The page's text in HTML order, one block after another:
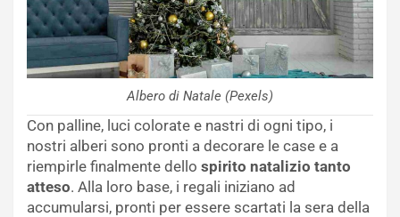
Albero di Natale (Pexels)
Con palline, luci colorate e nastri di ogni tipo, i
nostri alberi sono pronti a decorare le case e a
riempirle finalmente dello spirito natalizio tanto
atteso. Alla loro base, i regali iniziano ad
accumularsi, pronti per essere scartati la sera della